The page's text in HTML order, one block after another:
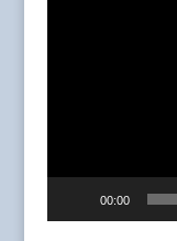
00:00